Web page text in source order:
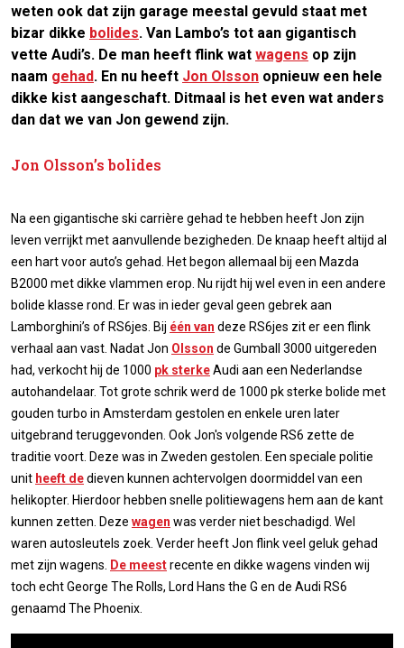
weten ook dat zijn garage meestal gevuld staat met
bizar dikke bolides. Van Lambo’s tot aan gigantisch
vette Audi’s. De man heeft flink wat wagens op zijn
naam gehad. En nu heeft Jon Olsson opnieuw een hele
dikke kist aangeschaft. Ditmaal is het even wat anders
dan dat we van Jon gewend zijn.
Jon Olsson’s bolides
Na een gigantische ski carrière gehad te hebben heeft Jon zijn
leven verrijkt met aanvullende bezigheden. De knaap heeft altijd al
een hart voor auto’s gehad. Het begon allemaal bij een Mazda
B2000 met dikke vlammen erop. Nu rijdt hij wel even in een andere
bolide klasse rond. Er was in ieder geval geen gebrek aan
Lamborghini’s of RS6jes. Bij één van deze RS6jes zit er een flink
verhaal aan vast. Nadat Jon Olsson de Gumball 3000 uitgereden
had, verkocht hij de 1000 pk sterkeAudi aan een Nederlandse
autohandelaar. Tot grote schrik werd de 1000 pk sterke bolide met
gouden turbo in Amsterdam gestolen en enkele uren later
uitgebrand teruggevonden. Ook Jon's volgende RS6 zette de
traditie voort. Deze was in Zweden gestolen. Een speciale politie
unit heeft dedieven kunnen achtervolgen doormiddel van een
helikopter. Hierdoor hebben snelle politiewagens hem aan de kant
kunnen zetten. Deze wagen was verder niet beschadigd. Wel
waren autosleutels zoek. Verder heeft Jon flink veel geluk gehad
met zijn wagens. De meestrecente en dikke wagens vinden wij
toch echt George The Rolls, Lord Hans the G en de Audi RS6
genaamd The Phoenix.